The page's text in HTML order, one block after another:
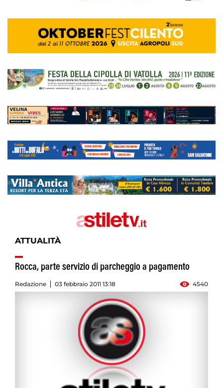
ATTUALITÀ
Rocca, parte servizio di parcheggio a pagamento
Redazione 03 febbraio 2011 13:18 4540